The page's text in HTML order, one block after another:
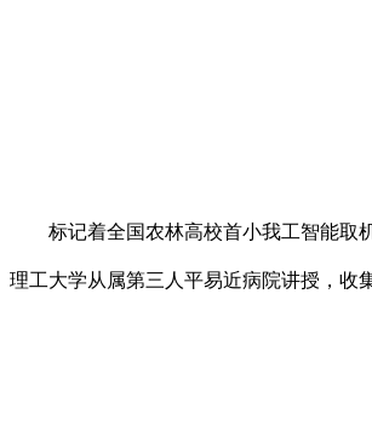
标记着全国农林高校首小我工智能取机
理工大学从属第三人平易近病院讲授，收